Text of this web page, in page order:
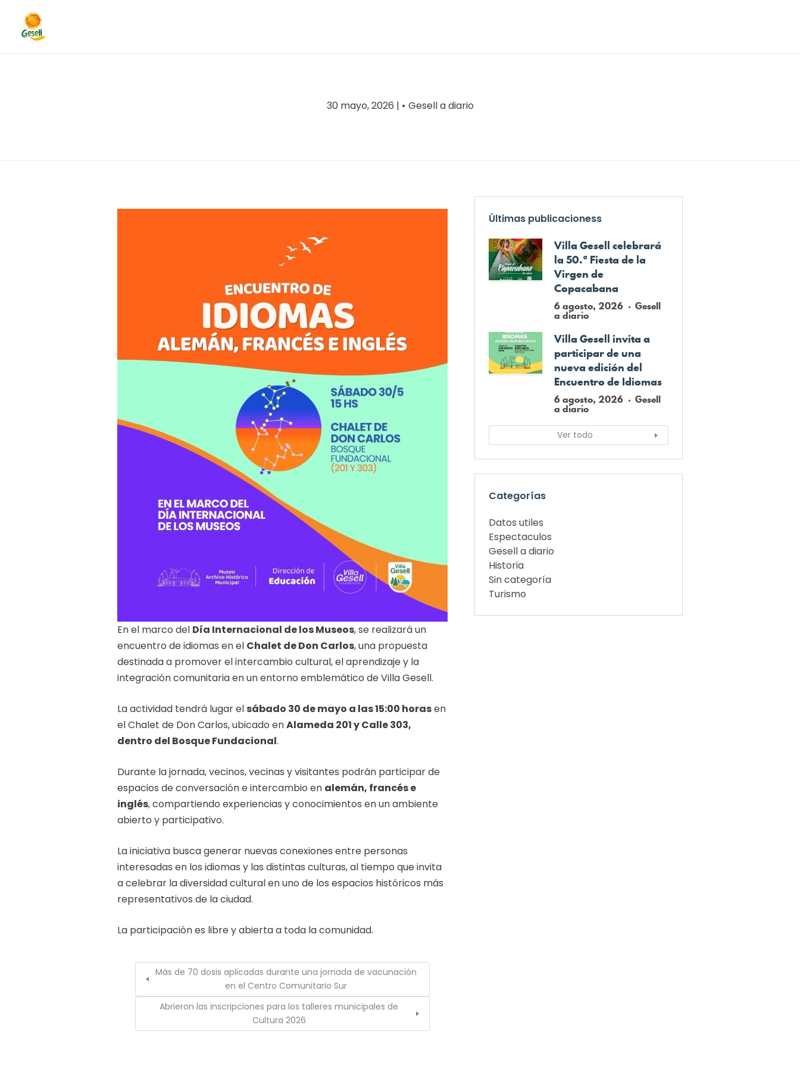
30 mayo, 2026 | Gesell a diario
En el marco del Día Internacional de los Museos, se realizará un
encuentro de idiomas en el Chalet de Don Carlos, una propuesta
destinada a promover el intercambio cultural, el aprendizaje y la
integración comunitaria en un entorno emblemático de Villa Gesell.
La actividad tendrá lugar el sábado 30 de mayo a las 15:00 horasen
el Chalet de Don Carlos, ubicado enAlameda 201 y Calle 303,
dentro del Bosque Fundacional.
Durante la jornada, vecinos, vecinas y visitantes podrán participar de
espacios de conversación e intercambio en alemán, francés e
inglés, compartiendo experiencias y conocimientos en un ambiente
abierto y participativo.
La iniciativa busca generar nuevas conexiones entre personas
interesadas en los idiomas y las distintas culturas, al tiempo que invita
a celebrar la diversidad cultural en uno de los espacios históricos más
representativos de la ciudad.
La participación es libre y abierta a toda la comunidad.
Más de 70 dosis aplicadas durante una jornada de vacunación
en el Centro Comunitario Sur
Abrieron las inscripciones para los talleres municipales de
Cultura 2026
Últimas publicacioness
Villa Gesell celebrará
la 50.ª Fiesta de la
Virgen de
Copacabana
6 agosto, 2026 Gesell
a diario
Villa Gesell invita a
participar de una
nueva edición del
Encuentro de Idiomas
6 agosto, 2026 Gesell
a diario
Ver todo
Categorías
Datos utiles
Espectaculos
Gesell a diario
Historia
Sin categoría
Turismo